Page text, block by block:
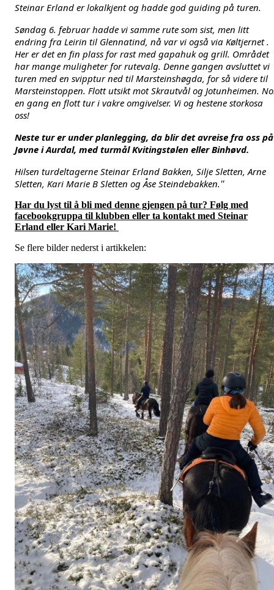
Steinar Erland er lokalkjent og hadde god guiding på turen.
Søndag 6. februar hadde vi samme rute som sist, men litt
endring fra Leirin til Glennatind, nå var vi også via Køltjernet .
Her er det en fin plass for rast med gapahuk og grill. Området
har mange muligheter for rutevalg. Denne gangen avsluttet vi
turen med en svipptur ned til Marsteinshøgda, for så videre til
Marsteinstoppen. Flott utsikt mot Skrautvål og Jotunheimen.
en gang en flott tur i vakre omgivelser. Vi og hestene storkosa
oss!
Neste tur er under planlegging, da blir det avreise fra oss på
Jøvne i Aurdal, med turmål Kvitingstølen eller Binhøvd.
Hilsen turdeltagerne Steinar Erland Bakken, Silje Sletten, Arne
Sletten, Kari Marie B Sletten og Åse Steindebakken. "
Har du lyst til å bli med denne gjengen på tur? Følg med
facebookgruppa til klubben eller ta kontakt med Steinar
Erland eller Kari Marie!
Se flere bilder nederst i artikkelen: